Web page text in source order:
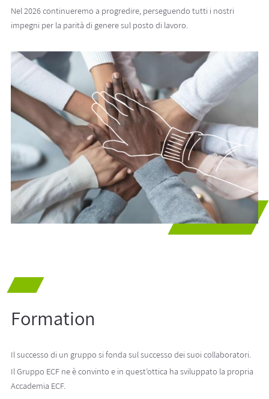
Nel 2026 continueremo a progredire, perseguendo tutti i nostri
impegni per la parità di genere sul posto di lavoro.
Formation
Il successo di un gruppo si fonda sul successo dei suoi collaboratori.
Il Gruppo ECF ne è convinto e in quest’ottica ha sviluppato la propria
Accademia ECF.